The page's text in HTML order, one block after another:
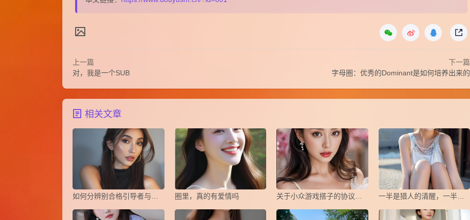
上一篇
对，我是一个SUB
下一篇
字母圈：优秀的Dominant是如何培养出来的
相关文章
圈里，真的有爱情吗 一半是猎人的清醒，一半是猎物的俯首